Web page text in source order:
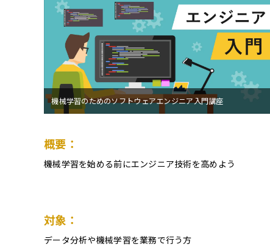
機械学習のためのソフトウェアエンジニア入門講座
概要：
機械学習を始める前にエンジニア技術を高めよう
対象：
データ分析や機械学習を業務で行う方